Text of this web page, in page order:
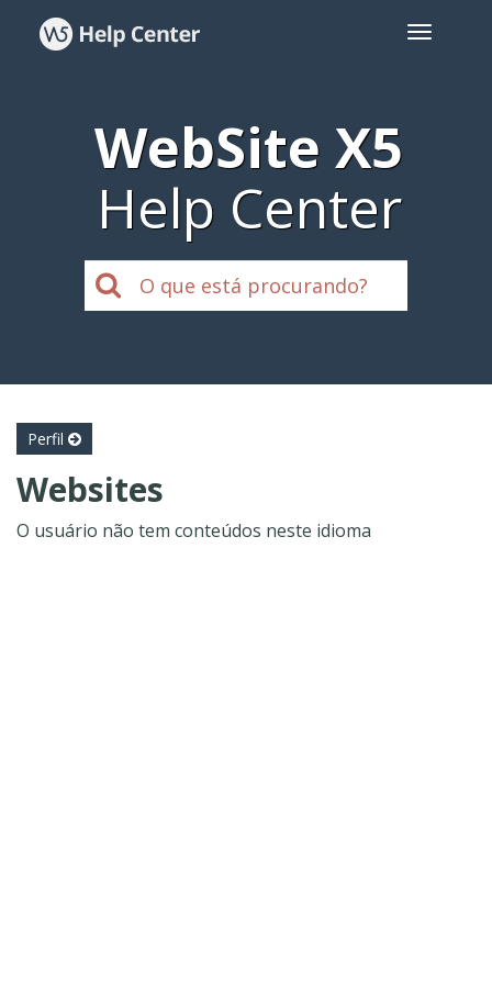
WebSite X5
Help Center
Perfil
Websites
O usuário não tem conteúdos neste idioma